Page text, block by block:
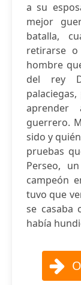
a su
mejor
batalla,
retirarse
hombre
del rey
guerrero.
sido y
pruebas
Perseo,
campeón
tuvo que
se casaba
había